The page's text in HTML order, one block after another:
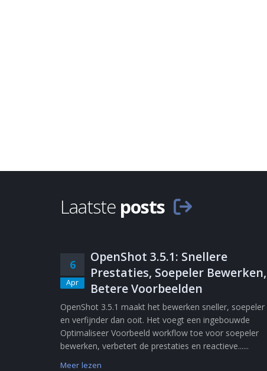
Laatste posts
6
Apr
OpenShot 3.5.1: Snellere
Prestaties, Soepeler Bewerken,
Betere Voorbeelden
OpenShot 3.5.1 maakt het bewerken sneller, soepeler
en verfijnder dan ooit. Het voegt een ingebouwde
Optimaliseer Voorbeeld workflow toe voor soepeler
bewerken, verbetert de prestaties en reactieve......
Meer lezen